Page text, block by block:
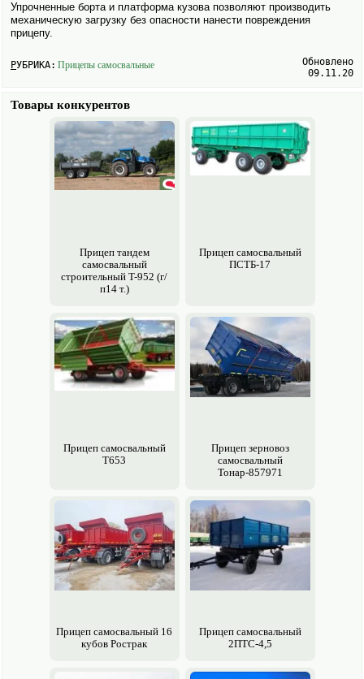
Упрочненные борта и платформа кузова позволяют производить
механическую загрузку без опасности нанести повреждения
прицепу.
РУБРИКА: Прицепы самосвальные
Обновлено
09.11.20
Товары конкурентов
Прицеп тандем
самосвальный
строительный T-952 (г/
п14 т.)
Прицеп самосвальный
ПСТБ-17
Прицеп самосвальный
Т653
Прицеп зерно­воз
самосвальный
Тонар-857971
Прицеп самосвальный 16
кубов Рострак
Прицеп самосвальный
2ПТС-4,5